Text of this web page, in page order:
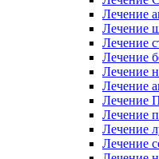
Лечение
Лечение
Лечение
Лечение
Лечение
Лечение
Лечение
Лечение
Лечение
Лечение